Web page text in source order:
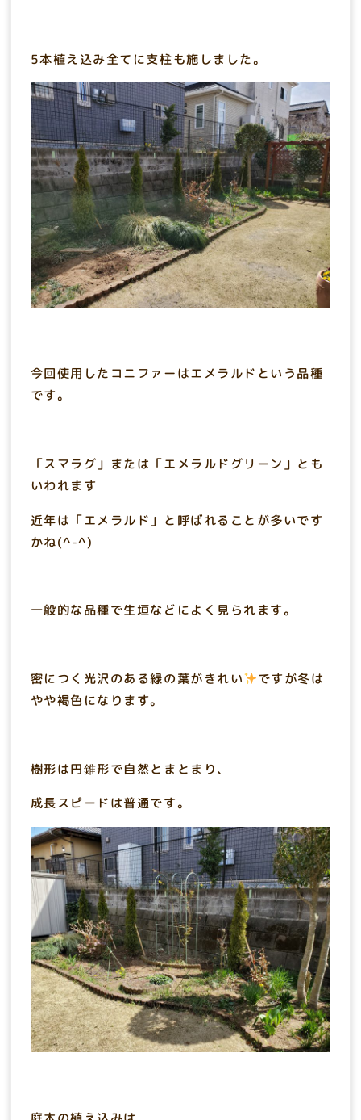
5本植え込み全てに支柱も施しました。
今回使用したコニファーはエメラルドという品種
です。
「スマラグ」または「エメラルドグリーン」とも
いわれます
近年は「エメラルド」と呼ばれることが多いです
かね(^-^)
一般的な品種で生垣などによく見られます。
密につく光沢のある緑の葉がきれい
ですが冬は
やや褐色になります。
樹形は円錐形で自然とまとまり、
成長スピードは普通です。